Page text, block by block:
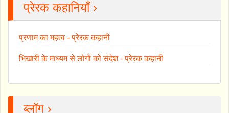
प्रेरक कहानियाँ ›
प्रणाम का महत्व - प्रेरक कहानी
भिखारी के माध्यम से लोगों को संदेश - प्रेरक कहानी
ब्लॉग ›